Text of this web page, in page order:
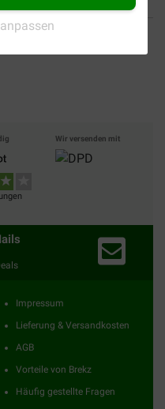
Sicher bezahlen
Wir versenden mit
Impressum
Lieferung & Versandkosten
AGB
Vorteile von Brekz
Häufig gestellte Fragen